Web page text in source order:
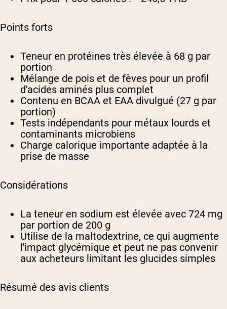
Points forts
Teneur en protéines très élevée à 68 g par
portion
Mélange de pois et de fèves pour un profil
d'acides aminés plus complet
Contenu en BCAA et EAA divulgué (27 g par
portion)
Tests indépendants pour métaux lourds et
contaminants microbiens
Charge calorique importante adaptée à la
prise de masse
Considérations
La teneur en sodium est élevée avec 724 mg
par portion de 200 g
Utilise de la maltodextrine, ce qui augmente
l'impact glycémique et peut ne pas convenir
aux acheteurs limitant les glucides simples
Résumé des avis clients